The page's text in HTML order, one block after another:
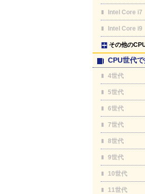
Intel Core i7
Intel Core i9
その他の
CPU世代
4世代
5世代
6世代
7世代
8世代
9世代
10世代
11世代